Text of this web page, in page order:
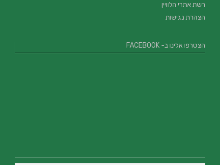
רשת אתרי הלוויין
הצהרת נגישות
הצטרפו אלינו ב- FACEBOOK